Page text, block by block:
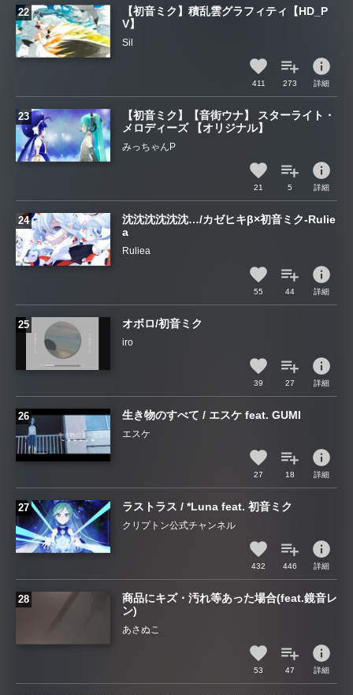
【初音ミク】積乱雲グラフィティ【HD_P
V】
Sil
411 273
info
詳細
【初音ミク】【音街ウナ】 スターライト・
メロディーズ 【オリジナル】
みっちゃんP
21 5
info
詳細
沈沈沈沈沈沈…/カゼヒキβ×初音ミク-Rulie
a
Ruliea
55 44
info
詳細
オボロ/初音ミク
iro
39 27
info
詳細
生き物のすべて / エスケ feat. GUMI
エスケ
27 18
info
詳細
ラストラス / *Luna feat. 初音ミク
クリプトン公式チャンネル
432 446
info
詳細
商品にキズ・汚れ等あった場合(feat.鏡音レ
ン)
あさぬこ
53 47
info
詳細